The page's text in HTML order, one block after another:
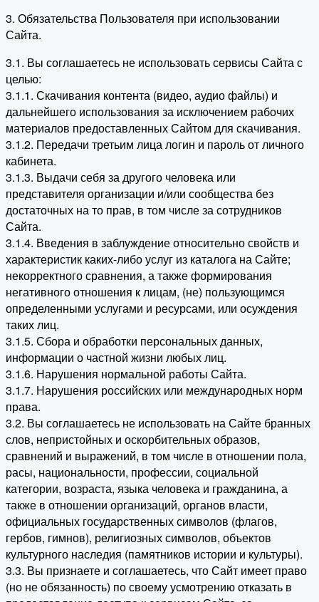
3. Обязательства Пользователя при использовании
Сайта.
3.1. Вы соглашаетесь не использовать сервисы Сайта с
целью:
3.1.1. Скачивания контента (видео, аудио файлы) и
дальнейшего использования за исключением рабочих
материалов предоставленных Сайтом для скачивания.
3.1.2. Передачи третьим лица логин и пароль от личного
кабинета.
3.1.3. Выдачи себя за другого человека или
представителя организации и/или сообщества без
достаточных на то прав, в том числе за сотрудников
Сайта.
3.1.4. Введения в заблуждение относительно свойств и
характеристик каких-либо услуг из каталога на Сайте;
некорректного сравнения, а также формирования
негативного отношения к лицам, (не) пользующимся
определенными услугами и ресурсами, или осуждения
таких лиц.
3.1.5. Сбора и обработки персональных данных,
информации о частной жизни любых лиц.
3.1.6. Нарушения нормальной работы Сайта.
3.1.7. Нарушения российских или международных норм
права.
3.2. Вы соглашаетесь не использовать на Сайте бранных
слов, непристойных и оскорбительных образов,
сравнений и выражений, в том числе в отношении пола,
расы, национальности, профессии, социальной
категории, возраста, языка человека и гражданина, а
также в отношении организаций, органов власти,
официальных государственных символов (флагов,
гербов, гимнов), религиозных символов, объектов
культурного наследия (памятников истории и культуры).
3.3. Вы признаете и соглашаетесь, что Сайт имеет право
(но не обязанность) по своему усмотрению отказать в